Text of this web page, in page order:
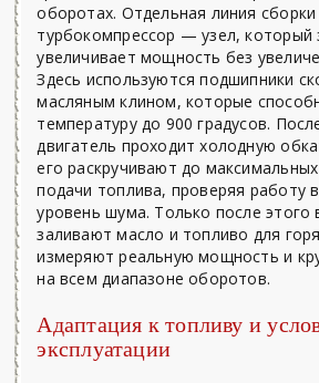
оборотах. Отдельная линия сборки
турбокомпрессор — узел, который
увеличивает мощность без
Здесь используются подшипники
масляным клином, которые
температуру до 900 градусов.
двигатель проходит холодную
его раскручивают до
подачи топлива, проверяя работу
уровень шума. Только после этого
заливают масло и топливо для
измеряют реальную мощность и
на всем диапазоне оборотов.
Адаптация к топливу и
эксплуатации